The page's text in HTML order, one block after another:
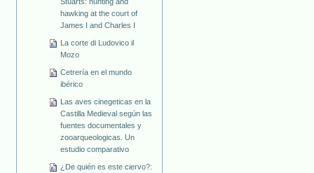
hawking at the court of
James I and Charles I
La corte di Ludovico il
Mozo
Cetrería en el mundo
ibérico
Las aves cinegeticas en la
Castilla Medieval según las
fuentes documentales y
zooarqueologicas. Un
estudio comparativo
¿De quién es este ciervo?: